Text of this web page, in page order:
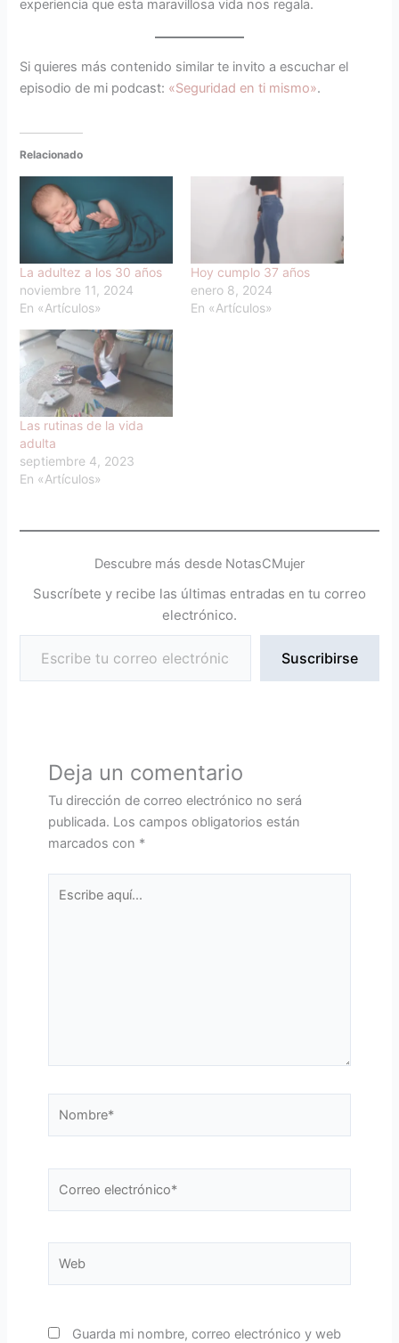
experiencia que esta maravillosa vida nos regala.
Si quieres más contenido similar te invito a escuchar el
episodio de mi podcast: «Seguridad en ti mismo».
Relacionado
La adultez a los 30 años
noviembre 11, 2024
En «Artículos»
Hoy cumplo 37 años
enero 8, 2024
En «Artículos»
Las rutinas de la vida
adulta
septiembre 4, 2023
En «Artículos»
Descubre más desde NotasCMujer
Suscríbete y recibe las últimas entradas en tu correo
electrónico.
Suscribirse
Deja un comentario
Tu dirección de correo electrónico no será
publicada. Los campos obligatorios están
marcados con *
aquí...
electrónico*
Guarda mi nombre, correo electrónico y web